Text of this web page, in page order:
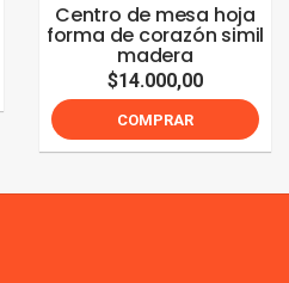
Centro de mesa hoja
forma de corazón simil
madera
$14.000,00
COMPRAR